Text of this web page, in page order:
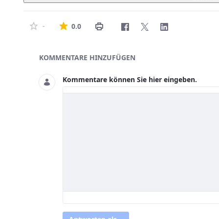
- 0.0Die durchschnittliche Bewertung ist 0 von
Asset-Herausgeber
KOMMENTARE HINZUFÜGEN
Kommentare können Sie hier eingeben.